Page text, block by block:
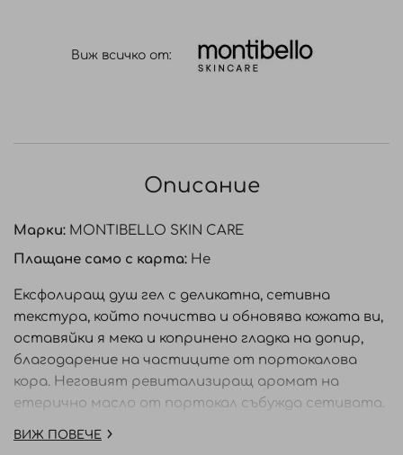
Виж всичко от:
Описание
Марки: MONTIBELLO SKIN CARE
Плащане само с карта: Не
Ексфолиращ душ гел с деликатна, сетивна
текстура, който почиства и обновява кожата ви,
оставяйки я мека и копринено гладка на допир,
благодарение на частиците от портокалова
кора. Неговият ревитализиращ аромат на
етерично масло от портокал събужда сетивата.
ВИЖ ПОВЕЧЕ